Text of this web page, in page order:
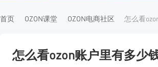
首页 OZON课堂 OZON电商社区 怎么看
怎么看ozon账户里有多少